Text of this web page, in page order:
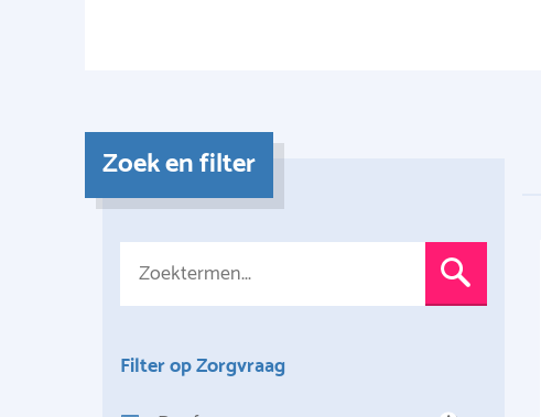
Zoek en filter
Filter op Zorgvraag